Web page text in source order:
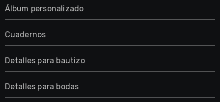
Álbum personalizado
Cuadernos
Detalles para bautizo
Detalles para bodas